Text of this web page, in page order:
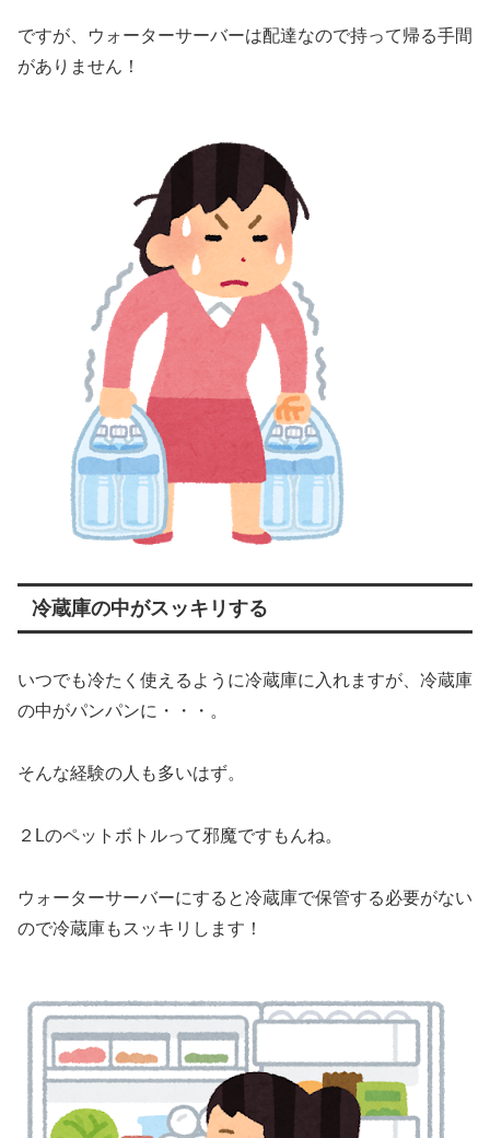
ですが、ウォーターサーバーは配達なので持って帰る手間
がありません！
冷蔵庫の中がスッキリする
いつでも冷たく使えるように冷蔵庫に入れますが、冷蔵庫
の中がパンパンに・・・。
そんな経験の人も多いはず。
２Lのペットボトルって邪魔ですもんね。
ウォーターサーバーにすると冷蔵庫で保管する必要がない
ので冷蔵庫もスッキリします！